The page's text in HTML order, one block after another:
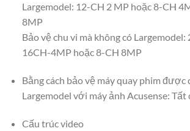
Largemodel: 12-CH 2 MP hoặc 8-CH
8MP
Bảo vệ chu vi mà không có
16CH-4MP hoặc 8-CH 8MP
Bằng cách bảo vệ máy quay phim được
Largemodel với máy ảnh Acusense: Tất
Cấu trúc video